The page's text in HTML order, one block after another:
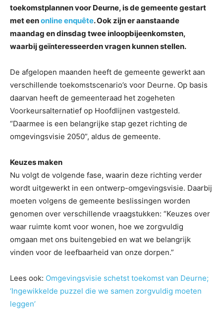
toekomstplannen voor Deurne, is de gemeente gestart
met eenonline enquête. Ook zijn er aanstaande
maandag en dinsdag twee inloopbijeenkomsten,
waarbij geïnteresseerden vragen kunnen stellen.
De afgelopen maanden heeft de gemeente gewerkt aan
verschillende toekomstscenario’s voor Deurne. Op basis
daarvan heeft de gemeenteraad het zogeheten
Voorkeursalternatief op Hoofdlijnen vastgesteld.
“Daarmee is een belangrijke stap gezet richting de
omgevingsvisie 2050”, aldus de gemeente.
Keuzes maken
Nu volgt de volgende fase, waarin deze richting verder
wordt uitgewerkt in een ontwerp-omgevingsvisie. Daarbij
moeten volgens de gemeente beslissingen worden
genomen over verschillende vraagstukken: “Keuzes over
waar ruimte komt voor wonen, hoe we zorgvuldig
omgaan met ons buitengebied en wat we belangrijk
vinden voor de leefbaarheid van onze dorpen.”
Lees ook: Omgevingsvisie schetst toekomst van Deurne;
‘Ingewikkelde puzzel die we samen zorgvuldig moeten
leggen’